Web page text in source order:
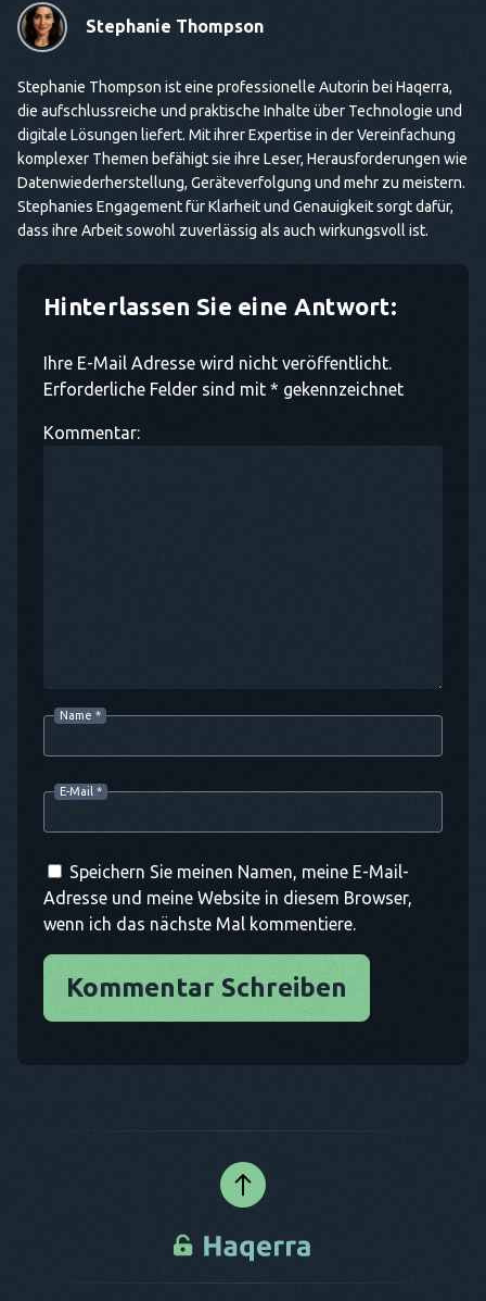
Stephanie Thompson
Stephanie Thompson ist eine professionelle Autorin bei Haqerra,
die aufschlussreiche und praktische Inhalte über Technologie und
digitale Lösungen liefert. Mit ihrer Expertise in der Vereinfachung
komplexer Themen befähigt sie ihre Leser, Herausforderungen wie
Datenwiederherstellung, Geräteverfolgung und mehr zu meistern.
Stephanies Engagement für Klarheit und Genauigkeit sorgt dafür,
dass ihre Arbeit sowohl zuverlässig als auch wirkungsvoll ist.
Hinterlassen Sie eine Antwort:
Ihre E-Mail Adresse wird nicht veröffentlicht.
Erforderliche Felder sind mit * gekennzeichnet
Kommentar:
Name *
E-Mail *
Speichern Sie meinen Namen, meine E-Mail-
Adresse und meine Website in diesem Browser,
wenn ich das nächste Mal kommentiere.
Kommentar Schreiben